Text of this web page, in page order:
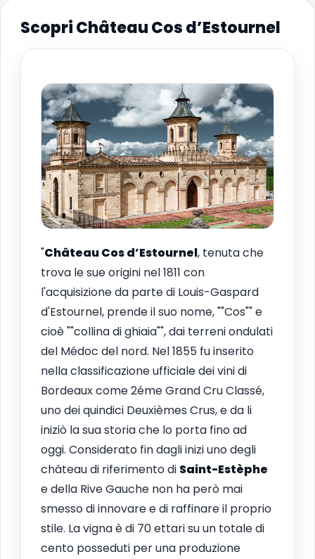
Scopri Château Cos d’Estournel
"Château Cos d’Estournel, tenuta che
trova le sue origini nel 1811 con
l'acquisizione da parte di Louis-Gaspard
d'Estournel, prende il suo nome, ""Cos"" e
cioè ""collina di ghiaia"", dai terreni ondulati
del Médoc del nord. Nel 1855 fu inserito
nella classificazione ufficiale dei vini di
Bordeaux come 2éme Grand Cru Classé,
uno dei quindici Deuxièmes Crus, e da li
iniziò la sua storia che lo porta fino ad
oggi. Considerato fin dagli inizi uno degli
château di riferimento di Saint-Estèphe
e della Rive Gauche non ha però mai
smesso di innovare e di raffinare il proprio
stile. La vigna è di 70 ettari su un totale di
cento posseduti per una produzione